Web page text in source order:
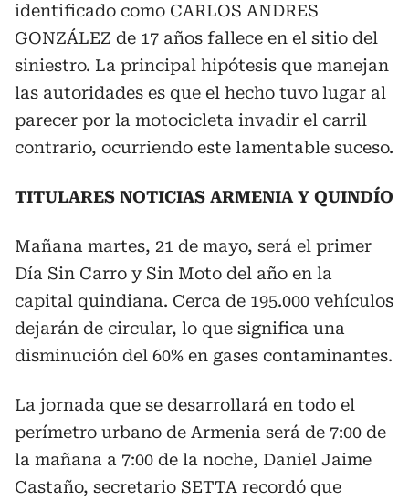
identificado como CARLOS ANDRES
GONZÁLEZ de 17 años fallece en el sitio del
siniestro. La principal hipótesis que manejan
las autoridades es que el hecho tuvo lugar al
parecer por la motocicleta invadir el carril
contrario, ocurriendo este lamentable suceso.
TITULARES NOTICIAS ARMENIA Y QUINDÍO
Mañana martes, 21 de mayo, será el primer
Día Sin Carro y Sin Moto del año en la
capital quindiana. Cerca de 195.000 vehículos
dejarán de circular, lo que significa una
disminución del 60% en gases contaminantes.
La jornada que se desarrollará en todo el
perímetro urbano de Armenia será de 7:00 de
la mañana a 7:00 de la noche, Daniel Jaime
Castaño, secretario SETTA recordó que